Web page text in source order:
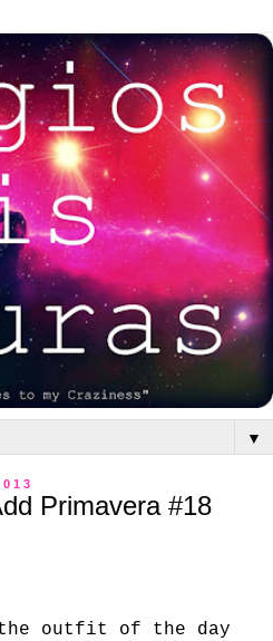
▼
Primavera #18
outfit of the day